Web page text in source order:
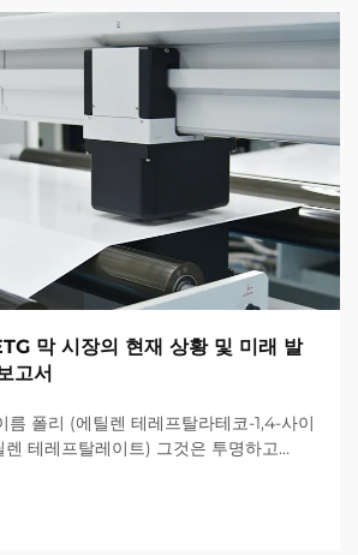
막 시장의 현재 상황 및 미래 발
고서
름 폴리 (에틸렌 테레프탈라테코-1,4-사이
테레프탈레이트) 그것은 투명하고